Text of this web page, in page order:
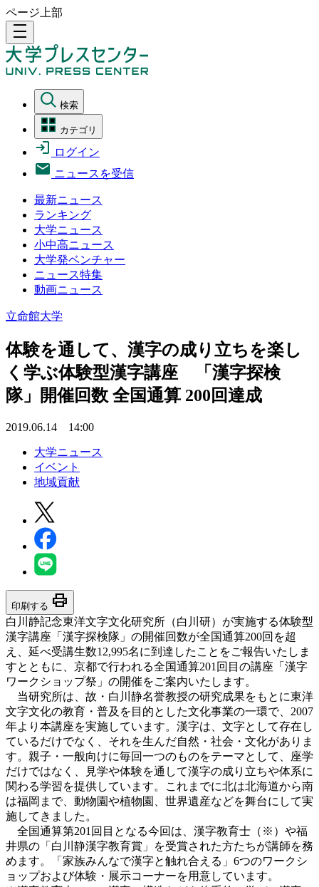
ページ上部
density_medium
検索
カテゴリ
ログイン
ニュースを受信
最新ニュース
ランキング
大学ニュース
小中高ニュース
大学発ベンチャー
ニュース特集
動画ニュース
立命館大学
体験を通して、漢字の成り立ちを楽し
く学ぶ体験型漢字講座 「漢字探検
隊」開催回数 全国通算 200回達成
2019.06.14 14:00
大学ニュース
イベント
地域貢献
印刷する print
白川静記念東洋文字文化研究所（白川研）が実施する体験型
漢字講座「漢字探検隊」の開催回数が全国通算200回を超
え、延べ受講生数12,995名に到達したことをご報告いたしま
すとともに、京都で行われる全国通算201回目の講座「漢字
ワークショップ祭」の開催をご案内いたします。
当研究所は、故・白川静名誉教授の研究成果をもとに東洋
文字文化の教育・普及を目的とした文化事業の一環で、2007
年より本講座を実施しています。漢字は、文字として存在し
ているだけでなく、それを生んだ自然・社会・文化がありま
す。親子・一般向けに毎回一つのものをテーマとして、座学
だけではなく、見学や体験を通して漢字の成り立ちや体系に
関わる学習を提供しています。これまでに北は北海道から南
は福岡まで、動物園や植物園、世界遺産などを舞台にして実
施してきました。
全国通算第201回目となる今回は、漢字教育士（※）や福
井県の「白川静漢字教育賞」を受賞された方たちが講師を務
めます。「家族みんなで漢字と触れ合える」6つのワークシ
ョップおよび体験・展示コーナーを用意しています。